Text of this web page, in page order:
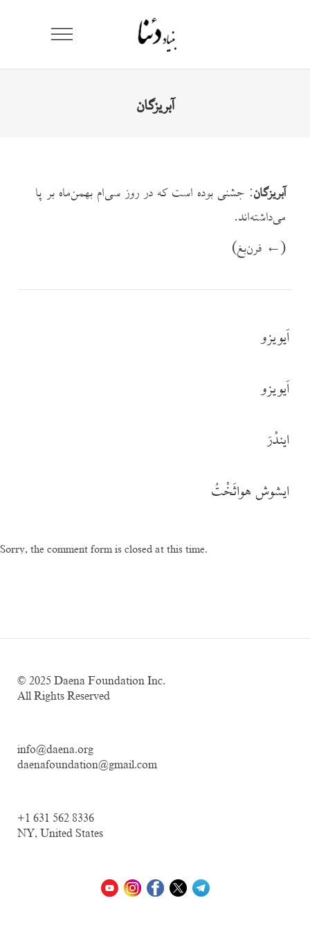
آبریزگان
آبریزگان: جشنی بوده است که در روز سی‌ام بهمن‌ماه بر پا
می‌داشته‌اند.
(← فرن‌بغ)
اَیویزو
اَیویزو
ایندْرَ
ایشوش هواثَخْتُ
Sorry, the comment form is closed at this time.
© 2025 Daena Foundation Inc.
All Rights Reserved
info@daena.org
daenafoundation@gmail.com
+1 631 562 8336
NY, United States